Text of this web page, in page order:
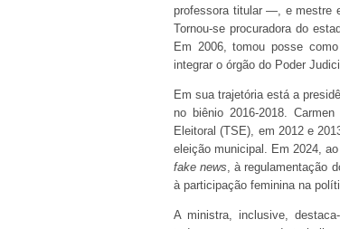
professora titular —, e mestre
Tornou-se procuradora do
Em 2006, tomou posse
integrar o órgão do Poder
Em sua trajetória está a
no biênio 2016-2018.
Eleitoral (TSE), em 2012 e
eleição municipal. Em 2024,
fake news, à regulamentação
à participação feminina na
A ministra, inclusive,